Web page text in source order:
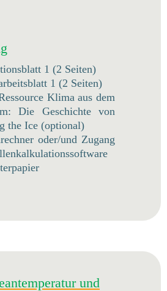
1 (2 Seiten)
1 (2 Seiten)
Klima aus dem
Die Geschichte von
the Ice (optional)
oder/und Zugang
und